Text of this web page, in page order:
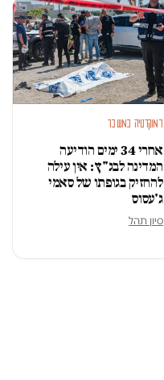
דמוקרטיה במשבר
אחרי 34 ימים הודיעה
המדינה לבג"ץ: אין עילה
להחזיק בגופתו של סאמי
ג'עסוס
סיון תהל